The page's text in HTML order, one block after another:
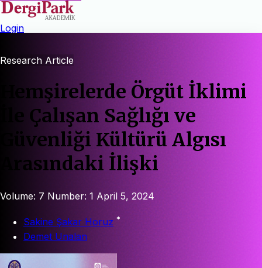
Login
Research Article
Hemşirelerde Örgüt İklimi
İle Çalışan Sağlığı ve
Güvenliği Kültürü Algısı
Arasındaki İlişki
Volume: 7 Number: 1 April 5, 2024
Sakine Şakar Horuz *
Demet Unalan